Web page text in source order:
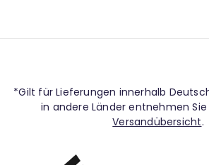
*Gilt für Lieferungen innerhalb
in andere Länder entnehmen
Versandübersicht.